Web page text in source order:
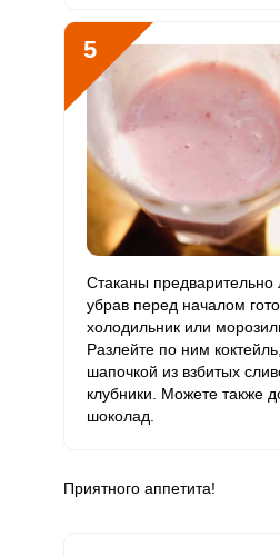
5
Стаканы предварительно
убрав перед началом
холодильник или
Разлейте по ним
шапочкой из взбитых
клубники. Можете также
шоколад.
Приятного аппетита!